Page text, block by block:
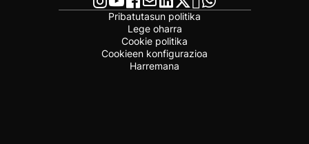
Pribatutasun politika
Lege oharra
Cookie politika
Cookieen konfigurazioa
Harremana